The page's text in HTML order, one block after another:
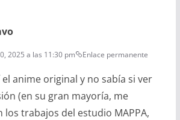
2025 a las 11:30 pm Enlace permanente
el anime original y no sabía si ver
(en su gran mayoría, me
los trabajos del estudio MAPPA,